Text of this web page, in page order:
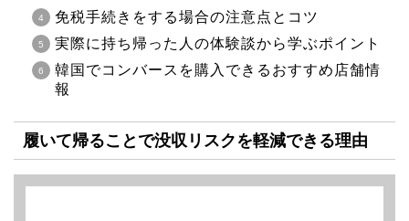
免税手続きをする場合の注意点とコツ
実際に持ち帰った人の体験談から学ぶポイント
韓国でコンバースを購入できるおすすめ店舗情
報
履いて帰ることで没収リスクを軽減できる理由